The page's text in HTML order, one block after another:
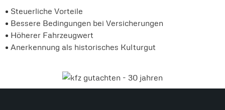
• Steuerliche Vorteile
• Bessere Bedingungen bei Versicherungen
• Höherer Fahrzeugwert
• Anerkennung als historisches Kulturgut